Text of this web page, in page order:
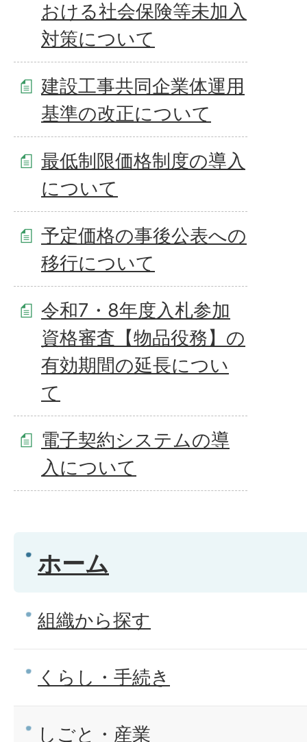
おける社会保険等未加入
対策について
建設工事共同企業体運用
基準の改正について
最低制限価格制度の導入
について
予定価格の事後公表への
移行について
令和7・8年度入札参加
資格審査【物品役務】の
有効期間の延長につい
て
電子契約システムの導
入について
ホーム
組織から探す
くらし・手続き
しごと・産業